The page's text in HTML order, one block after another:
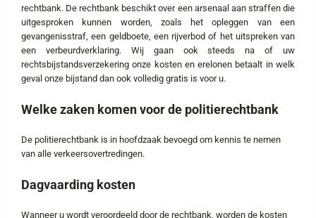
rechtbank. De rechtbank beschikt over een arsenaal aan straffen die
uitgesproken kunnen worden, zoals het opleggen van een
gevangenisstraf, een geldboete, een rijverbod of het uitspreken van
een verbeurdverklaring. Wij gaan ook steeds na of uw
rechtsbijstandsverzekering onze kosten en erelonen betaalt in welk
geval onze bijstand dan ook volledig gratis is voor u.
Welke zaken komen voor de politierechtbank
De politierechtbank is in hoofdzaak bevoegd om kennis te nemen
van alle verkeersovertredingen.
Dagvaarding kosten
Wanneer u wordt veroordeeld door de rechtbank, worden de kosten